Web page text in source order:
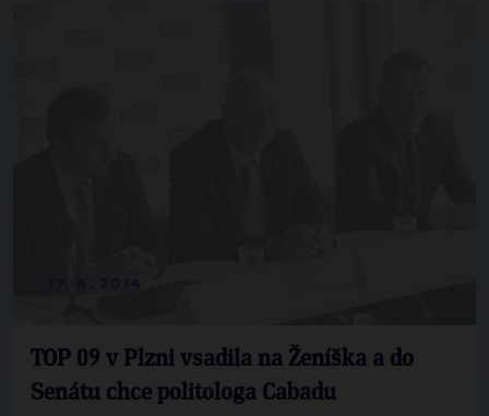
TOP 09 v Plzni vsadila na Ženíška a do
Senátu chce politologa Cabadu